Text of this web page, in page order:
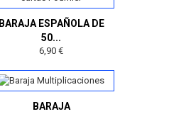
BARAJA ESPAÑOLA DE
50...
6,90 €
BARAJA